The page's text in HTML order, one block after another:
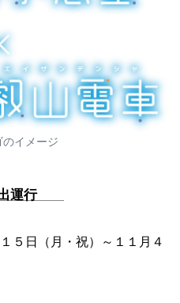
のイメージ
出運行
日（月・祝）～１１月４